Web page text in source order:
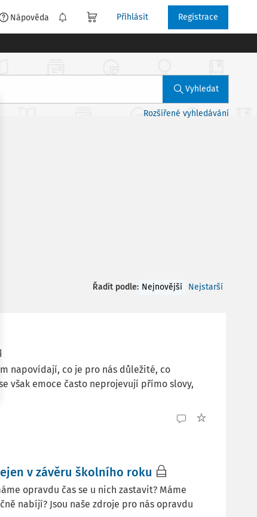
Nápověda Přihlásit Registrace
Vyhledat
Rozšířené vyhledávání
Řadit podle: Nejnovější Nejstarší
napovídají, co je pro nás důležité, co
však emoce často neprojevují přímo slovy,
v závěru školního roku
opravdu čas se u nich zastavit? Máme
nabíjí? Jsou naše zdroje pro nás opravdu